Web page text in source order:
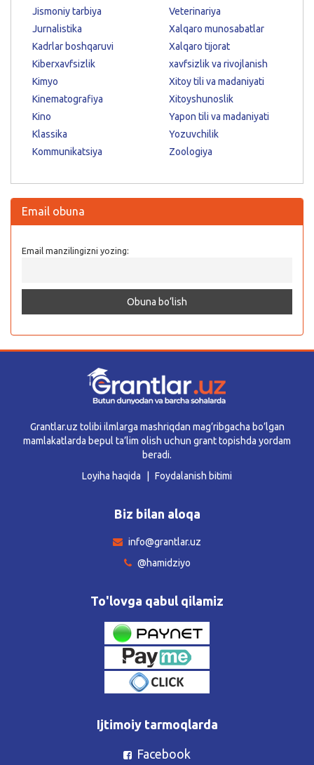
Jismoniy tarbiya
Jurnalistika
Kadrlar boshqaruvi
Kiberxavfsizlik
Kimyo
Kinematografiya
Kino
Klassika
Kommunikatsiya
Veterinariya
Xalqaro munosabatlar
Xalqaro tijorat
xavfsizlik va rivojlanish
Xitoy tili va madaniyati
Xitoyshunoslik
Yapon tili va madaniyati
Yozuvchilik
Zoologiya
Email obuna
Email manzilingizni yozing:
Grantlar.uz tolibi ilmlarga mashriqdan mag’ribgacha bo’lgan
mamlakatlarda bepul ta’lim olish uchun grant topishda yordam
beradi.
Loyiha haqida
Foydalanish bitimi
Biz bilan aloqa
info@grantlar.uz
@hamidziyo
To'lovga qabul qilamiz
Ijtimoiy tarmoqlarda
Facebook